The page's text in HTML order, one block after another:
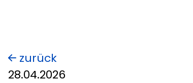
zurück
28.04.2026